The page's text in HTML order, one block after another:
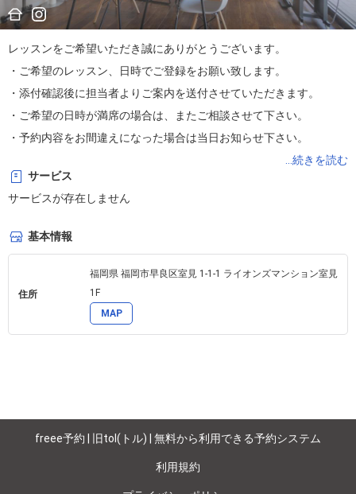
レッスンをご希望いただき誠にありがとうございます。
・ご希望のレッスン、日時でご登録をお願い致します。
・添付確認後に担当者よりご案内を送付させていただきます。
・ご希望の日時が満席の場合は、またご相談させて下さい。
・予約内容をお間違えになった場合は当日お知らせ下さい。
現地支払のみですので、お支払時に料金変更が可能です。...続きを読む
サービス
サービスが存在しません
基本情報
住所
福岡県 福岡市早良区室見 1-1-1 ライオンズマンション室見
1F
MAP
freee予約 | 旧tol(トル) | 無料から利用できる予約システム
利用規約